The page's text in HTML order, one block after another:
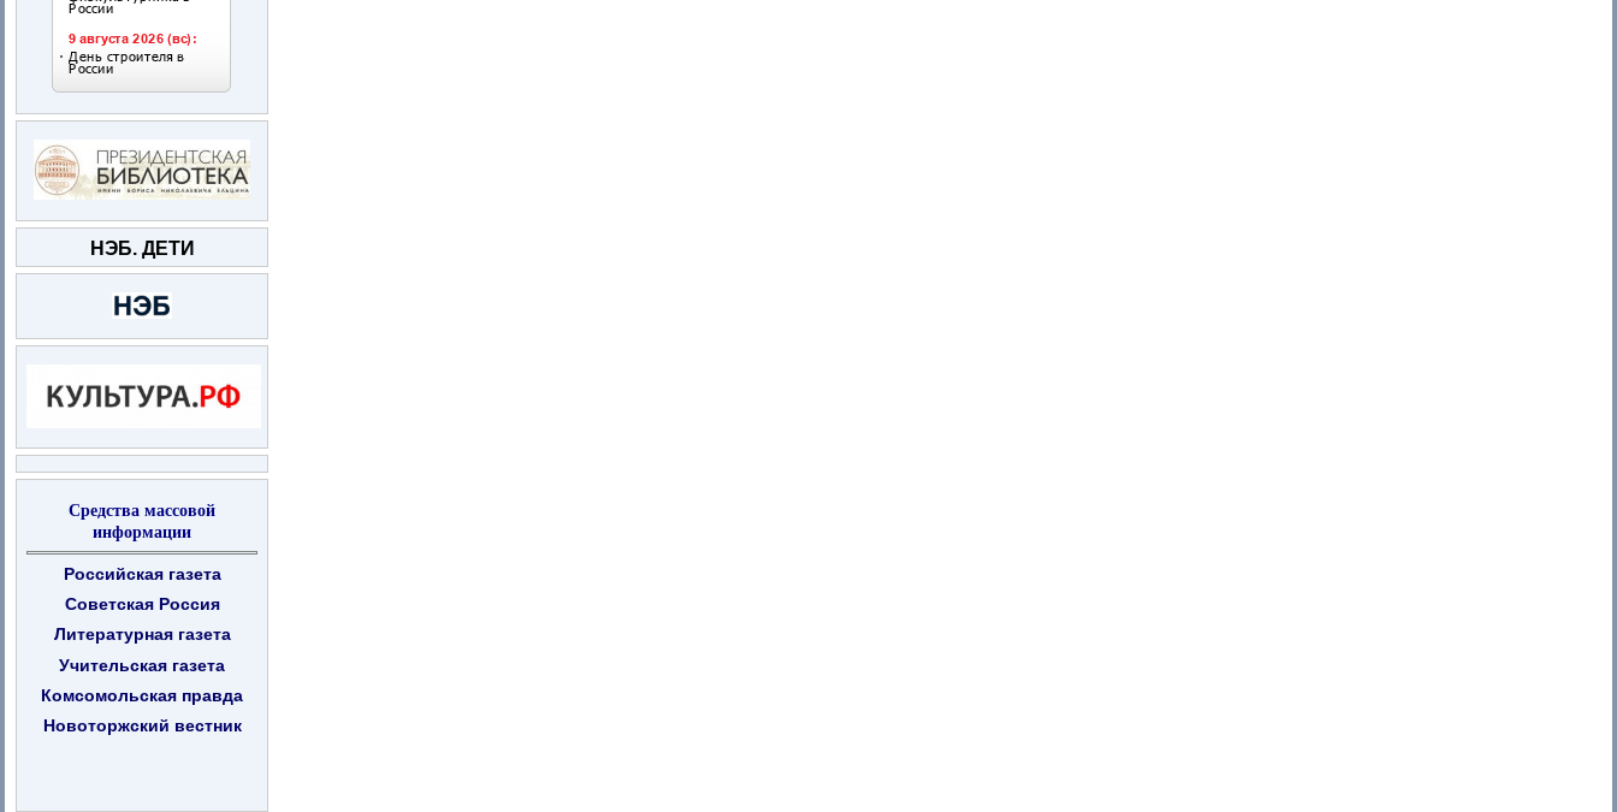
НЭБ. ДЕТИ
Средства массовой
информации
Российская газета
Советская Россия
Литературная газета
Учительская газета
Комсомольская правда
Новоторжский вестник